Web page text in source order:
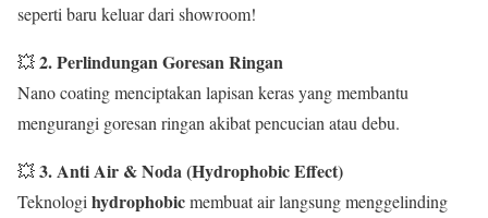
seperti baru keluar dari showroom!
💥2. Perlindungan Goresan Ringan
Nano coating menciptakan lapisan keras yang membantu
mengurangi goresan ringan akibat pencucian atau debu.
💥3. Anti Air & Noda (Hydrophobic Effect)
Teknologi hydrophobicmembuat air langsung menggelinding